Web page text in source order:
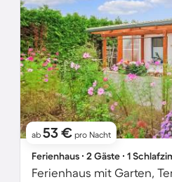
ab 53 € pro Nacht
Ferienhaus ∙ 2 Gäste ∙ 1
Ferienhaus mit Garten,